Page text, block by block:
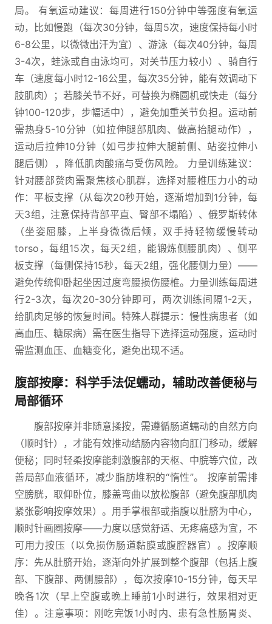
局。 有氧运动建议：每周进行150分钟中等强度有氧运
动，比如慢跑（每次30分钟，每周5次，速度保持每小时
6-8公里，以微微出汗为宜）、游泳（每次40分钟，每周
3-4次，蛙泳或自由泳均可，对关节压力较小）、骑自行
车（速度每小时12-16公里，每次35分钟，能有效调动下
肢肌肉）；若膝关节不好，可替换为椭圆机或快走（每分
钟100-120步，步幅适中），避免加重关节负担。运动前
需热身5-10分钟（如拉伸腿部肌肉、做高抬腿动作），
运动后拉伸10分钟（如弓步拉伸大腿前侧、站姿拉伸小
腿后侧），降低肌肉酸痛与受伤风险。 力量训练建议：
针对腰部赘肉需聚焦核心肌群，选择对腰椎压力小的动
作：平板支撑（从每次20秒开始，逐渐增加到1分钟，每
天3组，注意保持背部平直、臀部不塌陷）、俄罗斯转体
（坐姿屈膝，上半身微微后倾，双手持轻物缓慢转动
torso，每组15次，每天2组，能锻炼侧腰肌肉）、侧平
板支撑（每侧保持15秒，每天2组，强化腰侧力量）——
避免传统仰卧起坐因过度弯腰损伤腰椎。力量训练每周进
行2-3次，每次20-30分钟即可，两次训练间隔1-2天，
给肌肉足够的恢复时间。特殊人群提示：慢性病患者（如
高血压、糖尿病）需在医生指导下选择运动强度，运动时
需监测血压、血糖变化，避免出现不适。
腹部按摩：科学手法促蠕动，辅助改善便秘与
局部循环
腹部按摩并非随意揉按，需遵循肠道蠕动的自然方向
（顺时针），才能有效推动结肠内容物向肛门移动，缓解
便秘；同时轻柔按摩能刺激腹部的天枢、中脘等穴位，改
善局部血液循环，减少脂肪堆积的“惰性”。 按摩前需排
空膀胱，取仰卧位，膝盖弯曲以放松腹部（避免腹部肌肉
紧张影响按摩效果）。用手掌根部或指腹以肚脐为中心，
顺时针画圈按摩——力度以感觉舒适、无疼痛感为宜，不
可用力按压（以免损伤肠道黏膜或腹腔器官）。按摩顺
序：先从肚脐开始，逐渐向外扩展到整个腹部（包括上腹
部、下腹部、两侧腰部），每次按摩10-15分钟，每天早
晚各1次（早上空腹或晚上睡前1小时进行，效果相对更
佳）。注意事项：刚吃完饭1小时内、患有急性肠胃炎、